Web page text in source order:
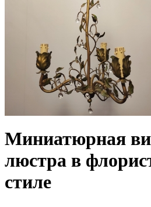
Миниатюрная
люстра в
стиле